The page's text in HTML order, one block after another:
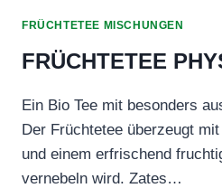
IRSCHIG &
RUCHTIG
FRÜCHTETEE MISCHUNGEN
FRÜCHTETEE
Ein Bio Tee mit besonders
Der Früchtetee überzeugt
und einem erfrischend
vernebeln wird. Zates…